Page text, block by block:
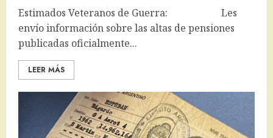
Estimados Veteranos de Guerra: Les
envío información sobre las altas de pensiones
publicadas oficialmente...
LEER MÁS